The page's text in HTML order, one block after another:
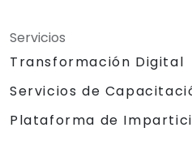
Servicios
Transformación Digital
Servicios de
Plataforma de